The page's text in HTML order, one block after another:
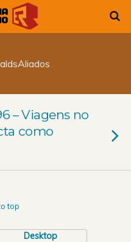
– Viagens no
como
top
Desktop